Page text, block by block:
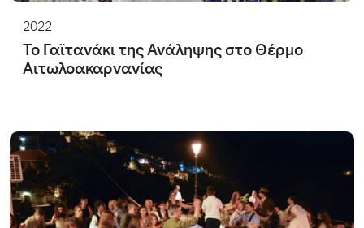
2022
Το Γαϊτανάκι της Ανάληψης στο Θέρμο
Αιτωλοακαρνανίας